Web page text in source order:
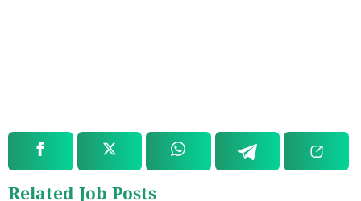
Related Job Posts